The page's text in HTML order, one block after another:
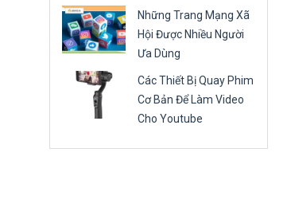
Những Trang Mạng Xã
Hội Được Nhiều Người
Ưa Dùng
Các Thiết Bị Quay Phim
Cơ Bản Để Làm Video
Cho Youtube